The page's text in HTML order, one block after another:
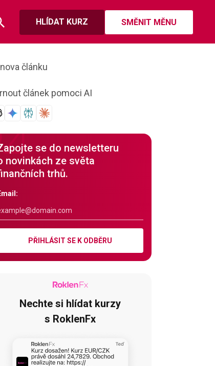
HLÍDAT KURZ SMĚNIT MĚNU
článku
článek pomoci AI
se do newsletteru
novinkách ze světa
trhů.
PŘIHLÁSIT SE K ODBĚRU
Nechte si hlídat kurzy
s RoklenFx